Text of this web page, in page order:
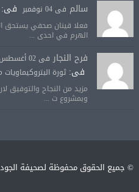
سالم فى 04 نوفمبر فى:
فعلا قينان صحفي يستحق
الهرم في احدى ...
فرح النجار فى 02 أغسطس
فى:ثورة
مزيد من النجاح والتوفيق
وبمشروع ت ...
© جميع الحقوق محفوظة لصحيفة الجودة